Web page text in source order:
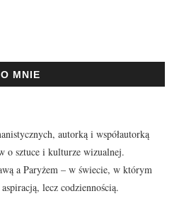
O MNIE
autorką i współautorką
o sztuce i kulturze wizualnej.
a Paryżem – w świecie, w którym
lecz codziennością.